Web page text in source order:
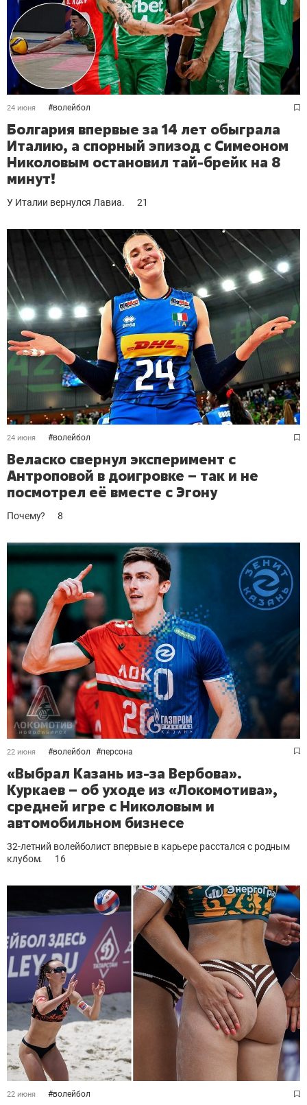
24 июня #волейбол
Болгария впервые за 14 лет обыграла
Италию, а спорный эпизод с Симеоном
Николовым остановил тай-брейк на 8
минут!
У Италии вернулся Лавиа. 21
24 июня #волейбол
Веласко свернул эксперимент с
Антроповой в доигровке – так и не
посмотрел её вместе с Эгону
Почему? 8
22 июня #волейбол #персона
«Выбрал Казань из-за Вербова».
Куркаев – об уходе из «Локомотива»,
средней игре с Николовым и
автомобильном бизнесе
32-летний волейболист впервые в карьере расстался с родным
клубом.
16
22 июня #волейбол